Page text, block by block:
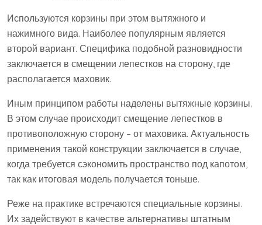
Используются корзины при этом вытяжного и
нажимного вида. Наиболее популярным является
второй вариант. Специфика подобной разновидности
заключается в смещении лепестков на сторону, где
располагается маховик.
Иным принципом работы наделены вытяжные корзины.
В этом случае происходит смещение лепестков в
противоположную сторону – от маховика. Актуальность
применения такой конструкции заключается в случае,
когда требуется сэкономить пространство под капотом,
так как итоговая модель получается тоньше.
Реже на практике встречаются специальные корзины.
Их задействуют в качестве альтернативы штатным